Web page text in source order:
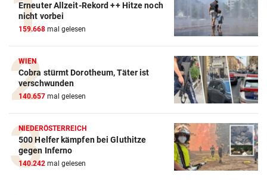
Erneuter Allzeit-Rekord ++ Hitze noch
nicht vorbei
159.668 mal gelesen
WIEN
Cobra stürmt Dorotheum, Täter ist
verschwunden
140.657 mal gelesen
NIEDERÖSTERREICH
500 Helfer kämpfen bei Gluthitze
gegen Inferno
140.242 mal gelesen
Action-Cam Vergleich
ZUM VERGLEICH
Crosstrainer Vergleich
ZUM VERGLEICH
E-Bike Vergleich
ZUM VERGLEICH
Elektro-Scooter Vergleich
ZUM VERGLEICH